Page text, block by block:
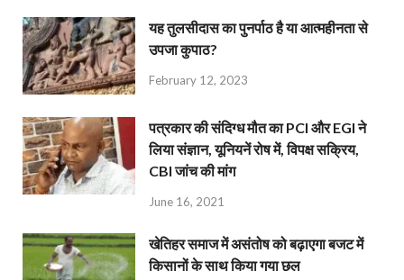
यह तुलसीदास का पुनर्पाठ है या आत्महीनता से
उपजा कुपाठ?
February 12, 2023
पत्रकार की संदिग्ध मौत का PCI और EGI ने
लिया संज्ञान, यूनियनें रोष में, विपक्ष सक्रिय,
CBI जांच की मांग
June 16, 2021
खेतिहर समाज में असंतोष को बढ़ाएगा बजट में
किसानों के साथ किया गया छल